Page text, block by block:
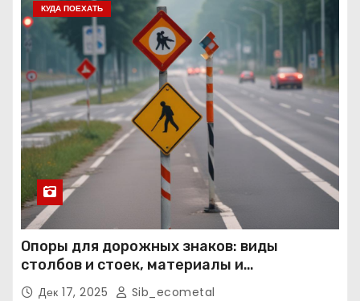
КУДА ПОЕХАТЬ
Опоры для дорожных знаков: виды
столбов и стоек, материалы и
нормативные требования
Дек 17, 2025 Sib_ecometal